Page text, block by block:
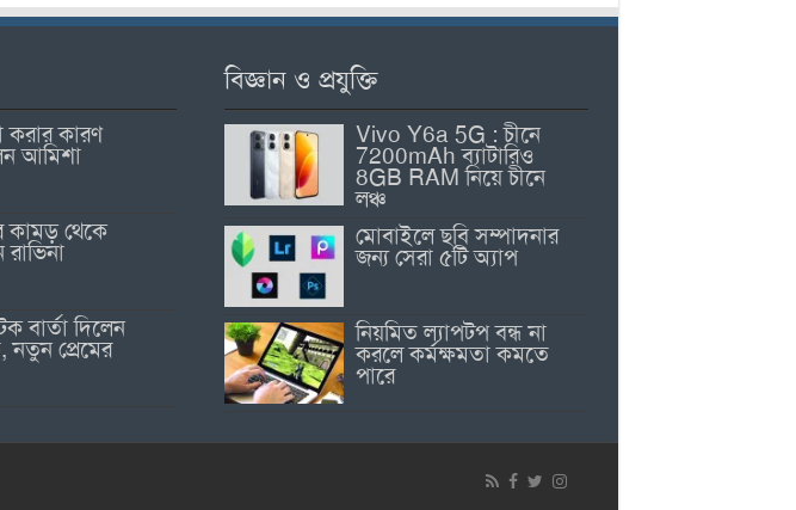
করার কারণ
আমিশা
কামড় থেকে
রাভিনা
বার্তা দিলেন
নতুন প্রেমের
বিজ্ঞান ও প্রযুক্তি
Vivo Y6a 5G : চীনে
7200mAh ব্যাটারিও
8GB RAM নিয়ে চীনে
লঞ্চ
মোবাইলে ছবি সম্পাদনার
জন্য সেরা ৫টি অ্যাপ
নিয়মিত ল্যাপটপ বন্ধ না
করলে কর্মক্ষমতা কমতে
পারে